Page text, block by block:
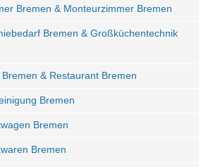
Bremen & Monteurzimmer Bremen
Bremen & Großküchentechnik
& Restaurant Bremen
Bremen
Bremen
Bremen